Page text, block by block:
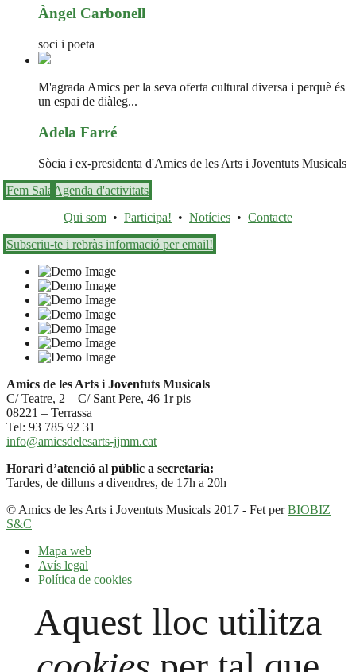
Àngel Carbonell
soci i poeta
M'agrada Amics per la seva oferta cultural diversa i perquè és
un espai de diàleg...
Adela Farré
Sòcia i ex-presidenta d'Amics de les Arts i Joventuts Musicals
Fem Sala Agenda d'activitats
Qui som • Participa! • Notícies • Contacte
Subscriu-te i rebràs informació per email!
Amics de les Arts i Joventuts Musicals
C/ Teatre, 2 – C/ Sant Pere, 46 1r pis
08221 – Terrassa
Tel: 93 785 92 31
info@amicsdelesarts-jjmm.cat
Horari d’atenció al públic a secretaria:
Tardes, de dilluns a divendres, de 17h a 20h
© Amics de les Arts i Joventuts Musicals 2017 - Fet perBIOBIZ
S&C
Mapa web
Avís legal
Política de cookies
Aquest lloc utilitza